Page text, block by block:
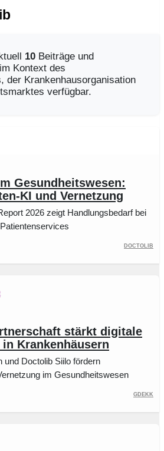
10 Beiträge und
Kontext des
der Krankenhausorganisation
verfügbar.
Gesundheitswesen:
KI und Vernetzung
2026 zeigt Handlungsbedarf bei
Doctolib
stärkt digitale
Krankenhäusern
und Doctolib Siilo fördern
im Gesundheitswesen
GDEKK